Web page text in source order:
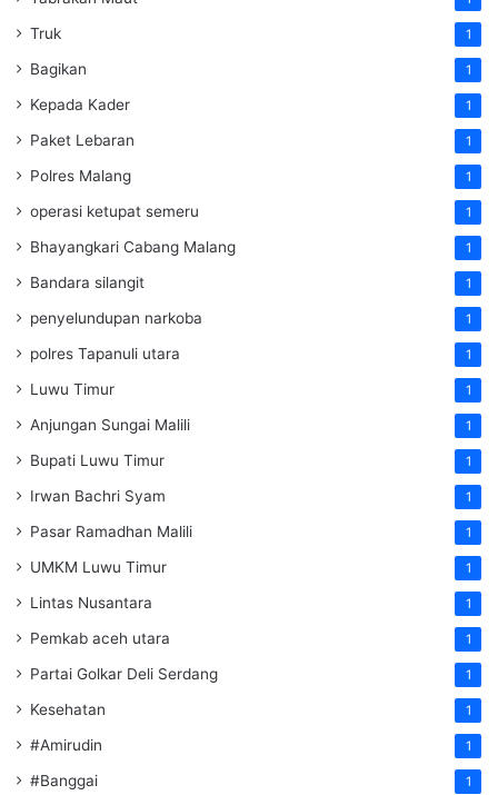
Truk 1
Bagikan 1
Kepada Kader 1
Paket Lebaran 1
Polres Malang 1
operasi ketupat semeru 1
Bhayangkari Cabang Malang 1
Bandara silangit 1
penyelundupan narkoba 1
polres Tapanuli utara 1
Luwu Timur 1
Anjungan Sungai Malili 1
Bupati Luwu Timur 1
Irwan Bachri Syam 1
Pasar Ramadhan Malili 1
UMKM Luwu Timur 1
Lintas Nusantara 1
Pemkab aceh utara 1
Partai Golkar Deli Serdang 1
Kesehatan 1
#Amirudin 1
#Banggai 1